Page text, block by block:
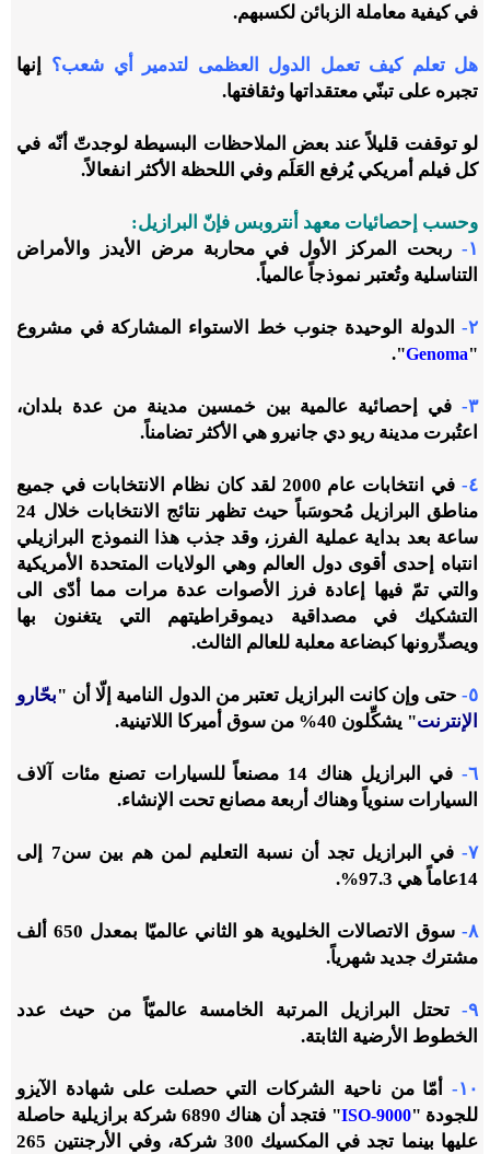
في كيفية معاملة الزبائن لكسبهم.
هل تعلم كيف تعمل الدول العظمى لتدمير أي شعب؟ إنها
تجبره على تبنّي معتقداتها وثقافتها.
لو توقفت قليلاً عند بعض الملاحظات البسيطة لوجدتّ أنّه في
كل فيلم أمريكي يُرفع العَلَم وفي اللحظة الأكثر انفعالاً.
وحسب إحصائيات معهد أنتروبس فإنّ البرازيل:
١-
ربحت المركز الأول في محاربة مرض الأيدز والأمراض
التناسلية وتُعتبر نموذجاً عالمياً.
٢-
الدولة الوحيدة جنوب خط الاستواء المشاركة في مشروع
"
Genoma
".
٣-
في إحصائية عالمية بين خمسين مدينة من عدة بلدان،
اعتُبرت مدينة ريو دي جانيرو هي الأكثر تضامناً.
٤-
في انتخابات عام 2000 لقد كان نظام الانتخابات في جميع
مناطق البرازيل مُحوسَباً حيث تظهر نتائج الانتخابات خلال 24
ساعة بعد بداية عملية الفرز، وقد جذب هذا النموذج البرازيلي
انتباه إحدى أقوى دول العالم وهي الولايات المتحدة الأمريكية
والتي تمّ فيها إعادة فرز الأصوات عدة مرات مما أدّى الى
التشكيك في مصداقية ديموقراطيتهم التي يتغنون بها
ويصدِّرونها كبضاعة معلبة للعالم الثالث.
٥- حتى وإن كانت البرازيل تعتبر من الدول النامية إلّا أن "بحّارو
الإنترنت" يشكِّلون 40% من سوق أميركا اللاتينية.
٦-
في البرازيل هناك 14 مصنعاً للسيارات تصنع مئات آلاف
السيارات سنوياً وهناك أربعة مصانع تحت الإنشاء.
٧-
في البرازيل تجد أن نسبة التعليم لمن هم بين سن7 إلى
14عاماً هي 97.3%.
٨-
سوق الاتصالات الخليوية هو الثاني عالميّا بمعدل 650 ألف
مشترك جديد شهرياً.
٩-
تحتل البرازيل المرتبة الخامسة عالميّاً من حيث عدد
الخطوط الأرضية الثابتة.
١٠-
أمّا من ناحية الشركات التي حصلت على شهادة الآيزو
للجودة "ISO-9000
" فتجد أن هناك 6890 شركة برازيلية حاصلة
عليها بينما تجد في المكسيك 300 شركة، وفي الأرجنتين 265